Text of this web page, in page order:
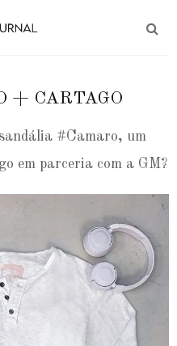
+ CARTAGO
#Camaro, um
em parceria com a GM?